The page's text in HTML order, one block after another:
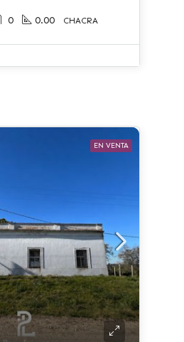
0 0.00 CHACRA
EN VENTA